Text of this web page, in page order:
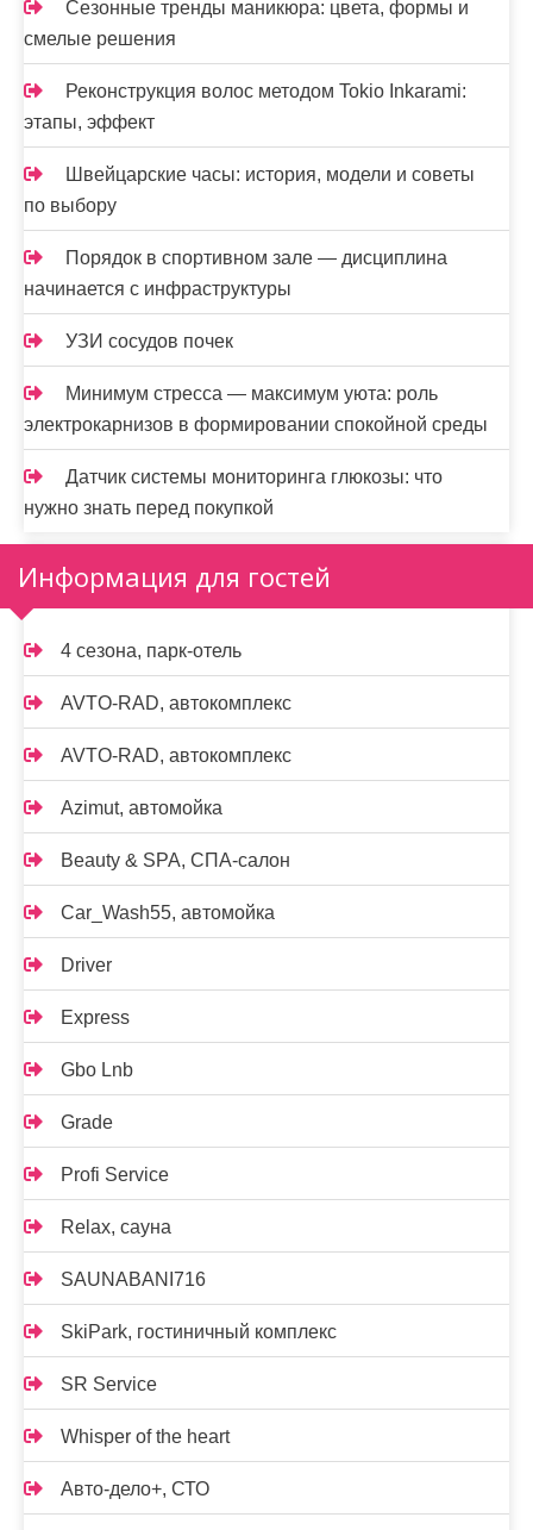
Сезонные тренды маникюра: цвета, формы и
смелые решения
Реконструкция волос методом Tokio Inkarami:
этапы, эффект
Швейцарские часы: история, модели и советы
по выбору
Порядок в спортивном зале — дисциплина
начинается с инфраструктуры
УЗИ сосудов почек
Минимум стресса — максимум уюта: роль
электрокарнизов в формировании спокойной среды
Датчик системы мониторинга глюкозы: что
нужно знать перед покупкой
Информация для гостей
4 сезона, парк-отель
AVTO-RAD, автокомплекс
AVTO-RAD, автокомплекс
Azimut, автомойка
Beauty & SPA, СПА-салон
Car_Wash55, автомойка
Driver
Express
Gbo Lnb
Grade
Profi Service
Relax, сауна
SAUNABANI716
SkiPark, гостиничный комплекс
SR Service
Whisper of the heart
Авто-дело+, СТО